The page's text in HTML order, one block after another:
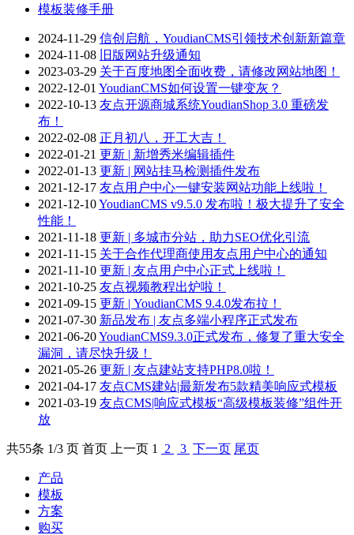
模板装修手册
2024-11-29 信创启航，YoudianCMS引领技术创新新篇章
2024-11-08
旧版网站升级通知
2023-03-29 关于百度地图全面收费，请修改网站地图！
2022-12-01 YoudianCMS如何设置一键变灰？
2022-10-13 友点开源商城系统YoudianShop 3.0 重磅发
布！
2022-02-08 正月初八，开工大吉！
2022-01-21 更新 | 新增秀米编辑插件
2022-01-13 更新 | 网站挂马检测插件发布
2021-12-17 友点用户中心一键安装网站功能上线啦！
2021-12-10YoudianCMS v9.5.0 发布啦！极大提升了安全
性能！
2021-11-18 更新 | 多城市分站，助力SEO优化引流
2021-11-15 关于合作代理商使用友点用户中心的通知
2021-11-10 更新 | 友点用户中心正式上线啦！
2021-10-25 友点视频教程出炉啦！
2021-09-15 更新 | YoudianCMS 9.4.0发布拉！
2021-07-30 新品发布 | 友点多端小程序正式发布
2021-06-20YoudianCMS9.3.0正式发布，修复了重大安全
漏洞，请尽快升级！
2021-05-26 更新 | 友点建站支持PHP8.0啦！
2021-04-17 友点CMS建站|最新发布5款精美响应式模板
2021-03-19 友点CMS|响应式模板“高级模板装修”组件开
放
共55条 1/3 页 首页 上一页 1 2 3 下一页 尾页
产品
模板
方案
购买